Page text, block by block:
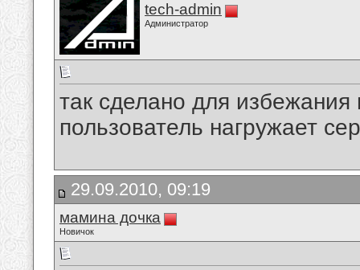
tech-admin
Администратор
так сделано для
пользователь нагружает
29.09.2010, 09:19
мамина дочка
Новичок